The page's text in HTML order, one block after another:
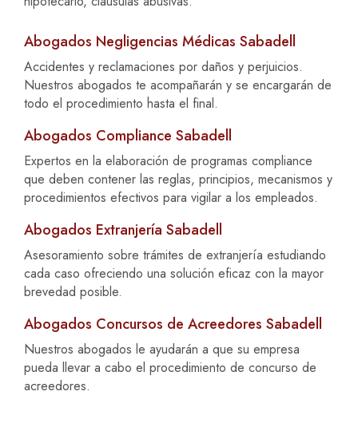
Abogados Negligencias Médicas Sabadell
Accidentes y reclamaciones por daños y perjuicios.
Nuestros abogados te acompañarán y se encargarán de
todo el procedimiento hasta el final.
Abogados Compliance Sabadell
Expertos en la elaboración de programas compliance
que deben contener las reglas, principios, mecanismos y
procedimientos efectivos para vigilar a los empleados.
Abogados Extranjería Sabadell
Asesoramiento sobre trámites de extranjería estudiando
cada caso ofreciendo una solución eficaz con la mayor
brevedad posible.
Abogados Concursos de Acreedores Sabadell
Nuestros abogados le ayudarán a que su empresa
pueda llevar a cabo el procedimiento de concurso de
acreedores.